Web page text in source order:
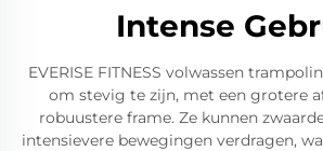
Intense
EVERISE FITNESS volwassen
om stevig te zijn, met een grotere
robuustere frame. Ze kunnen
intensievere bewegingen verdragen,